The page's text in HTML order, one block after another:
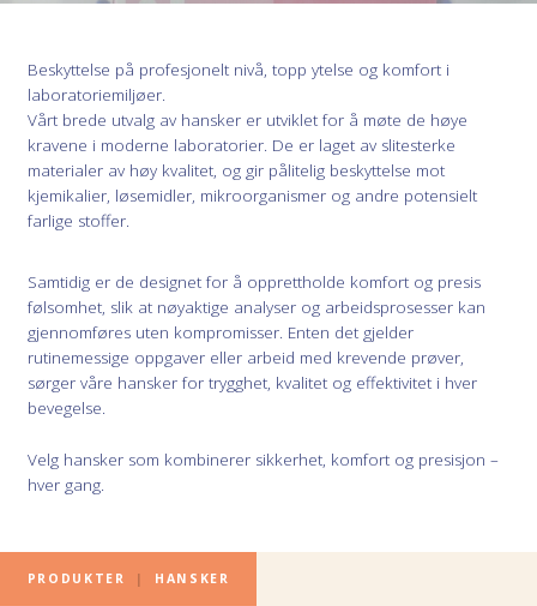
Beskyttelse på profesjonelt nivå, topp ytelse og komfort i
laboratoriemiljøer.
Vårt brede utvalg av hansker er utviklet for å møte de høye
kravene i moderne laboratorier. De er laget av slitesterke
materialer av høy kvalitet, og gir pålitelig beskyttelse mot
kjemikalier, løsemidler, mikroorganismer og andre potensielt
farlige stoffer.
Samtidig er de designet for å opprettholde komfort og presis
følsomhet, slik at nøyaktige analyser og arbeidsprosesser kan
gjennomføres uten kompromisser. Enten det gjelder
rutinemessige oppgaver eller arbeid med krevende prøver,
sørger våre hansker for trygghet, kvalitet og effektivitet i hver
bevegelse.
Velg hansker som kombinerer sikkerhet, komfort og presisjon –
hver gang.
PRODUKTER | HANSKER